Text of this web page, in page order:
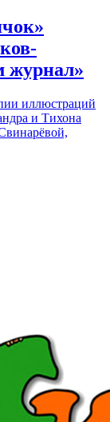
журнал»
иллюстраций
и Тихона